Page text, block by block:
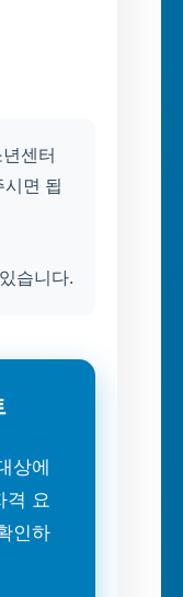
센터
면 됩
습니다.
상에
격 요
인하